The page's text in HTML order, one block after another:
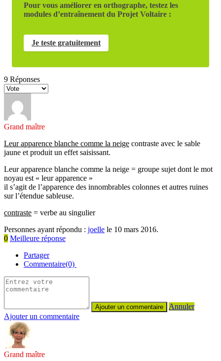
Pour vous améliorer en orthographe, testez les
modules d’entraînement du Projet Voltaire :
Je teste gratuitement
9 Réponses
Grand maître
Leur apparence blanche comme la neige contraste avec le sable
jaune et produit un effet saisissant.
Leur apparence blanche comme la neige = groupe sujet dont le mot
noyau est « leur apparence »
il s’agit de l’apparence des innombrables colonnes et autres ruines
sur l’étendue sableuse.
contraste = verbe au singulier
Personnes ayant répondu : joelle le 10 mars 2016.
0 Meilleure réponse
Partager
Commentaire(0)
Annuler
Ajouter un commentaire
Grand maître